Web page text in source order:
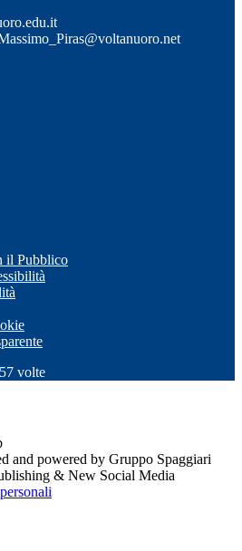
il Pubblico
volte
and powered by Gruppo Spaggiari
& New Social Media